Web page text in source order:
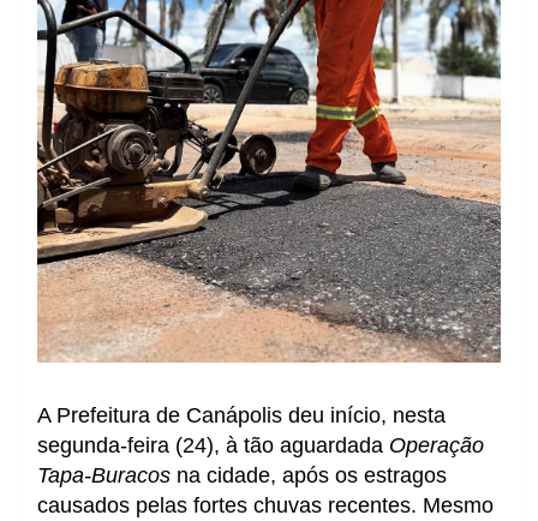
A Prefeitura de Canápolis deu início, nesta
segunda-feira (24), à tão aguardada Operação
Tapa-Buracos na cidade, após os estragos
causados pelas fortes chuvas recentes. Mesmo